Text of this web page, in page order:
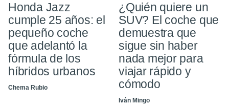
Honda Jazz
cumple 25 años: el
pequeño coche
que adelantó la
fórmula de los
híbridos urbanos
Chema Rubio
¿Quién quiere un
SUV? El coche que
demuestra que
sigue sin haber
nada mejor para
viajar rápido y
cómodo
Iván Mingo